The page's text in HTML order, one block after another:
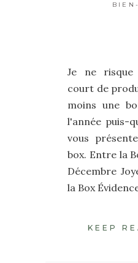
Je ne
court de
moins une
l'année puis-
vous
box. Entre la
Décembre
la Box
KEEP